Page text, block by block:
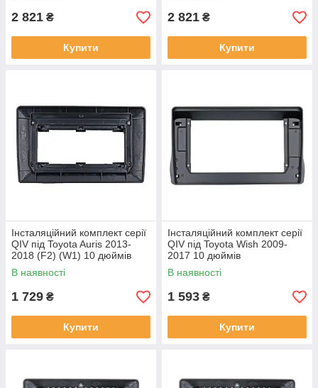
2 821 ₴
Купити
2 821 ₴
Купити
Інсталяційний комплект серії
QIV під Toyota Auris 2013-
2018 (F2) (W1) 10 дюймів
В наявності
1 729 ₴
Купити
Інсталяційний комплект серії
QIV під Toyota Wish 2009-
2017 10 дюймів
В наявності
1 593 ₴
Купити